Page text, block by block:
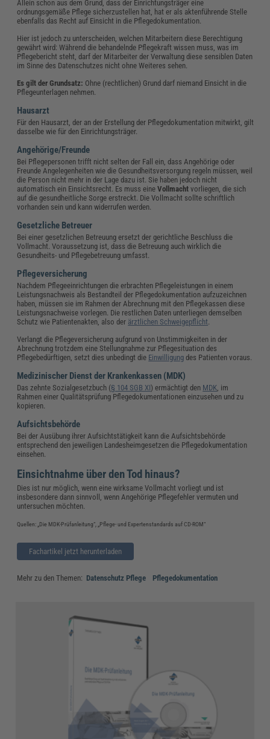
Allein schon aus dem Grund, dass der Einrichtungsträger eine
ordnungsgemäße Pflege sicherzustellen hat, hat er als aktenführende Stelle
ebenfalls das Recht auf Einsicht in die Pflegedokumentation.
Hier ist jedoch zu unterscheiden, welchen Mitarbeitern diese Berechtigung
gewährt wird: Während die behandelnde Pflegekraft wissen muss, was im
Pflegebericht steht, darf der Mitarbeiter der Verwaltung diese sensiblen Daten
im Sinne des Datenschutzes nicht ohne Weiteres sehen.
Es gilt der Grundsatz: Ohne (rechtlichen) Grund darf niemand Einsicht in die
Pflegeunterlagen nehmen.
Hausarzt
Für den Hausarzt, der an der Erstellung der Pflegedokumentation mitwirkt, gilt
dasselbe wie für den Einrichtungsträger.
Angehörige/Freunde
Bei Pflegepersonen trifft nicht selten der Fall ein, dass Angehörige oder
Freunde Angelegenheiten wie die Gesundheitsversorgung regeln müssen, weil
die Person nicht mehr in der Lage dazu ist. Sie haben jedoch nicht
automatisch ein Einsichtsrecht. Es muss eineVollmacht vorliegen, die sich
auf die gesundheitliche Sorge erstreckt. Die Vollmacht sollte schriftlich
vorhanden sein und kann widerrufen werden.
Gesetzliche Betreuer
Bei einer gesetzlichen Betreuung ersetzt der gerichtliche Beschluss die
Vollmacht. Voraussetzung ist, dass die Betreuung auch wirklich die
Gesundheits- und Pflegebetreuung umfasst.
Pflegeversicherung
Nachdem Pflegeeinrichtungen die erbrachten Pflegeleistungen in einem
Leistungsnachweis als Bestandteil der Pflegedokumentation aufzuzeichnen
haben, müssen sie im Rahmen der Abrechnung mit den Pflegekassen diese
Leistungsnachweise vorlegen. Die restlichen Daten unterliegen demselben
Schutz wie Patientenakten, also der ärztlichen Schweigepflicht
Verlangt die Pflegeversicherung aufgrund von Unstimmigkeiten in der
Abrechnung trotzdem eine Stellungnahme zur Pflegesituation des
Pflegebedürftigen, setzt dies unbedingt die Einwilligung des Patienten voraus.
Medizinischer Dienst der Krankenkassen (MDK)
Das zehnte Sozialgesetzbuch (§ 104 SGB XI) ermächtigt den MDK , im
Rahmen einer Qualitätsprüfung Pflegedokumentationen einzusehen und zu
kopieren.
Aufsichtsbehörde
Bei der Ausübung ihrer Aufsichtstätigkeit kann die Aufsichtsbehörde
entsprechend den jeweiligen Landesheimgesetzen die Pflegedokumentation
einsehen.
Einsichtnahme über den Tod hinaus?
Dies ist nur möglich, wenn eine wirksame Vollmacht vorliegt und ist
insbesondere dann sinnvoll, wenn Angehörige Pflegefehler vermuten und
untersuchen möchten.
Quellen: „Die MDK-Prüfanleitung“, „Pflege- und Expertenstandards auf CD-ROM“
Fachartikel jetzt herunterladen
Mehr zu den Themen: Datenschutz Pflege Pflegedokumentation